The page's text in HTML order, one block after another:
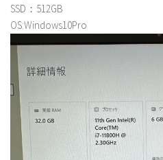
SSD：512GB
OS:Windows10Pro